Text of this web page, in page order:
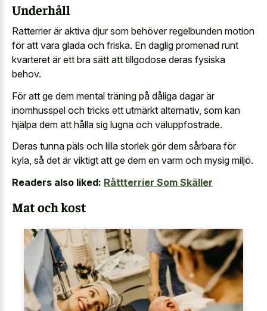
Underhåll
Ratterrier är aktiva djur som behöver regelbunden motion
för att vara glada och friska. En daglig promenad runt
kvarteret är ett bra sätt att tillgodose deras fysiska
behov.
För att ge dem mental träning på dåliga dagar är
inomhusspel och tricks ett utmärkt alternativ, som kan
hjälpa dem att hålla sig lugna och väluppfostrade.
Deras tunna päls och lilla storlek gör dem sårbara för
kyla, så det är viktigt att ge dem en varm och mysig miljö.
Readers also liked: Råttterrier Som Skäller
Mat och kost